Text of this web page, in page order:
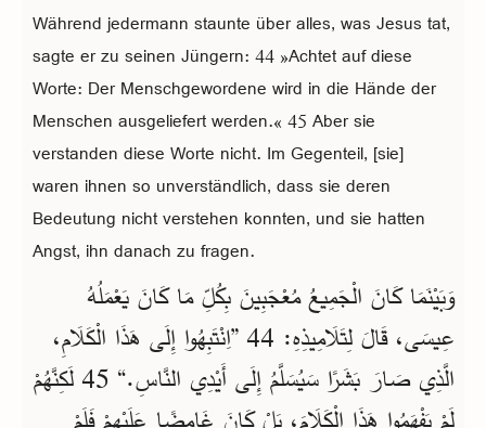
Während jedermann staunte über alles, was Jesus tat,
sagte er zu seinen Jüngern: 44 »Achtet auf diese
Worte: Der Menschgewordene wird in die Hände der
Menschen ausgeliefert werden.« 45 Aber sie
verstanden diese Worte nicht. Im Gegenteil, [sie]
waren ihnen so unverständlich, dass sie deren
Bedeutung nicht verstehen konnten, und sie hatten
Angst, ihn danach zu fragen.
وَبَيْنَمَا كَانَ الْجَمِيعُ مُعْجَبِينَ بِكُلِّ مَا كَانَ يَعْمَلُهُ
عِيسَى، قَالَ لِتَلَامِيذِهِ: 44 ”اِنْتَبِهُوا إِلَى هَذَا الْكَلَامِ،
الَّذِي صَارَ بَشَرًا سَيُسَلَّمُ إِلَى أَيْدِي النَّاسِ.“ 45 لَكِنَّهُمْ
لَمْ يَفْهَمُوا هَذَا الْكَلَامَ، بَلْ كَانَ غَامِضًا عَلَيْهِمْ فَلَمْ